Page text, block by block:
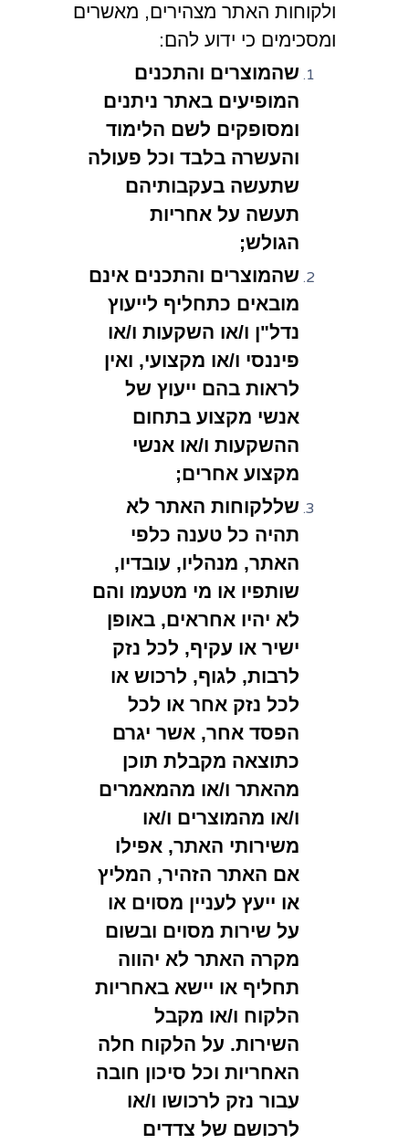
ולקוחות האתר מצהירים, מאשרים
ומסכימים כי ידוע להם:
שהמוצרים והתכנים
המופיעים באתר ניתנים
ומסופקים לשם הלימוד
והעשרה בלבד וכל פעולה
שתעשה בעקבותיהם
תעשה על אחריות
הגולש;
שהמוצרים והתכנים אינם
מובאים כתחליף לייעוץ
נדל"ן ו/או השקעות ו/או
פיננסי ו/או מקצועי, ואין
לראות בהם ייעוץ של
אנשי מקצוע בתחום
ההשקעות ו/או אנשי
מקצוע אחרים;
שללקוחות האתר לא
תהיה כל טענה כלפי
האתר, מנהליו, עובדיו,
שותפיו או מי מטעמו והם
לא יהיו אחראים, באופן
ישיר או עקיף, לכל נזק
לרבות, לגוף, לרכוש או
לכל נזק אחר או לכל
הפסד אחר, אשר יגרם
כתוצאה מקבלת תוכן
מהאתר ו/או מהמאמרים
ו/או מהמוצרים ו/או
משירותי האתר, אפילו
אם האתר הזהיר, המליץ
או ייעץ לעניין מסוים או
על שירות מסוים ובשום
מקרה האתר לא יהווה
תחליף או יישא באחריות
הלקוח ו/או מקבל
השירות. על הלקוח חלה
האחריות וכל סיכון חובה
עבור נזק לרכושו ו/או
לרכושם של צדדים